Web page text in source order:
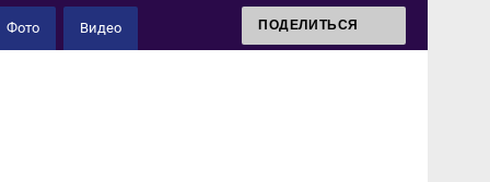
Фото Видео ПОДЕЛИТЬСЯ